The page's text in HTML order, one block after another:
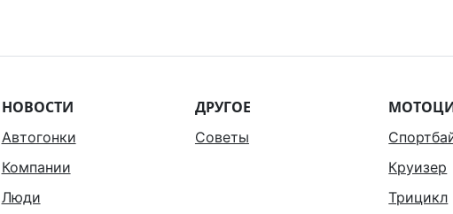
НОВОСТИ
Автогонки
Компании
Люди
ДРУГОЕ
Советы
Круизер
Трицикл